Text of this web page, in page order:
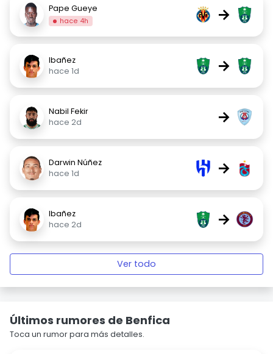
Pape Gueye
hace 4h →
Ibañez
hace 1d
→
Nabil Fekir
hace 2d
→
Darwin Núñez
hace 1d
→
Ibañez
hace 2d
→
Ver todo
Últimos rumores de Benfica
Toca un rumor para más detalles.